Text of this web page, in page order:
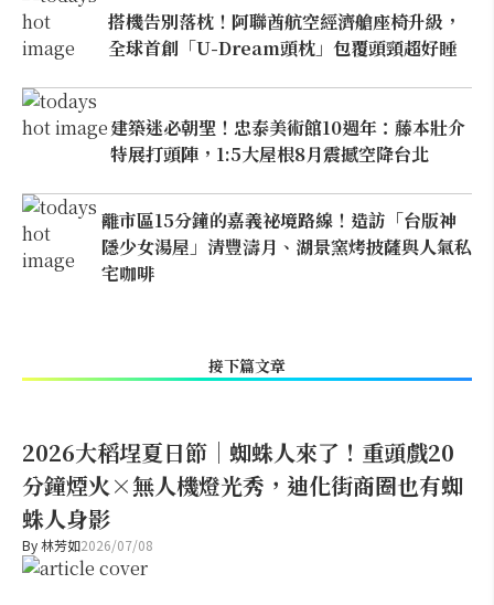
搭機告別落枕！阿聯酋航空經濟艙座椅升級，
全球首創「U-Dream頭枕」包覆頭頸超好睡
建築迷必朝聖！忠泰美術館10週年：藤本壯介
特展打頭陣，1:5大屋根8月震撼空降台北
離市區15分鐘的嘉義祕境路線！造訪「台版神
隱少女湯屋」清豐濤月、湖景窯烤披薩與人氣私
宅咖啡
接下篇文章
2026大稻埕夏日節｜蜘蛛人來了！重頭戲20
分鐘煙火×無人機燈光秀，迪化街商圈也有蜘
蛛人身影
By林芳如2026/07/08